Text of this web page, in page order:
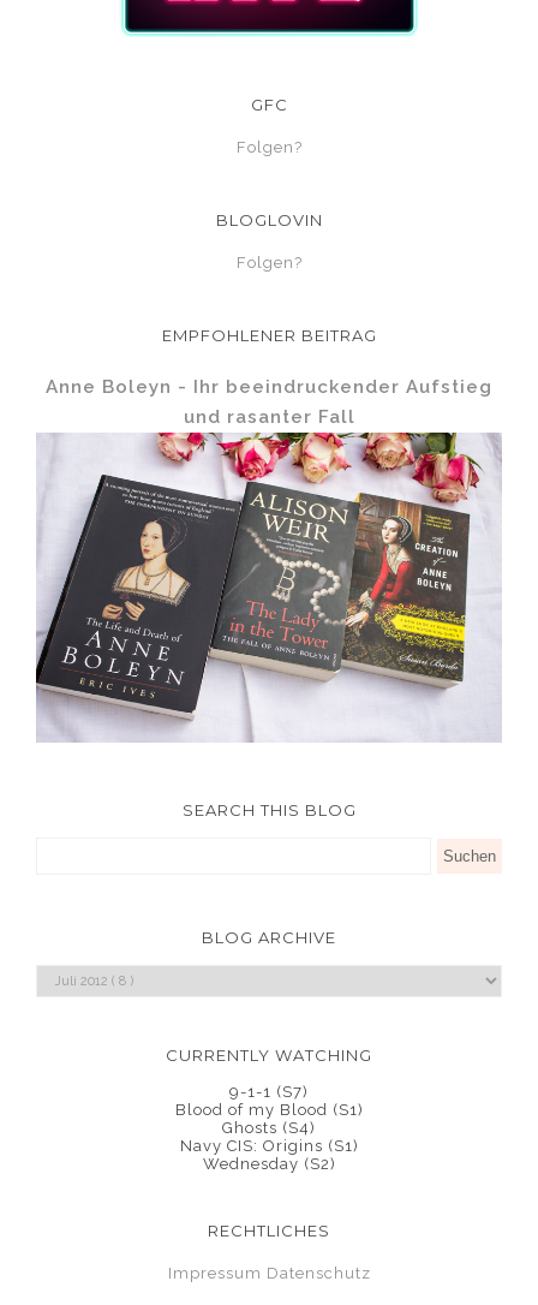
GFC
Folgen?
BLOGLOVIN
Folgen?
EMPFOHLENER BEITRAG
Anne Boleyn - Ihr beeindruckender Aufstieg
und rasanter Fall
SEARCH THIS BLOG
BLOG ARCHIVE
CURRENTLY WATCHING
9-1-1 (S7)
Blood of my Blood (S1)
Ghosts (S4)
Navy CIS: Origins (S1)
Wednesday (S2)
RECHTLICHES
Impressum Datenschutz